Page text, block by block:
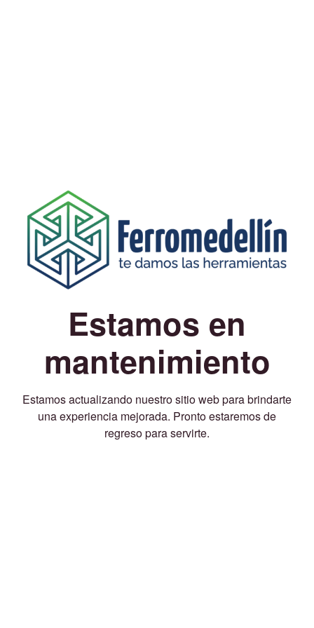
Estamos en
mantenimiento
Estamos actualizando nuestro sitio web para brindarte
una experiencia mejorada. Pronto estaremos de
regreso para servirte.